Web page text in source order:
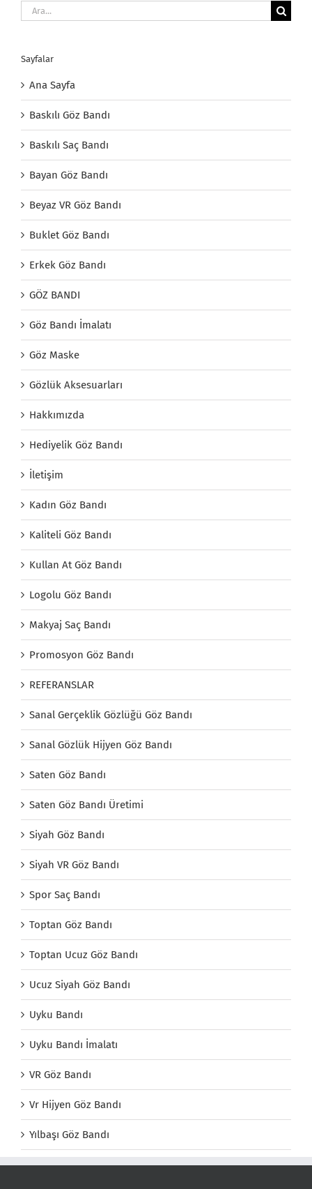
Ara:
Sayfalar
Ana Sayfa
Baskılı Göz Bandı
Baskılı Saç Bandı
Bayan Göz Bandı
Beyaz VR Göz Bandı
Buklet Göz Bandı
Erkek Göz Bandı
GÖZ BANDI
Göz Bandı İmalatı
Göz Maske
Gözlük Aksesuarları
Hakkımızda
Hediyelik Göz Bandı
İletişim
Kadın Göz Bandı
Kaliteli Göz Bandı
Kullan At Göz Bandı
Logolu Göz Bandı
Makyaj Saç Bandı
Promosyon Göz Bandı
REFERANSLAR
Sanal Gerçeklik Gözlüğü Göz Bandı
Sanal Gözlük Hijyen Göz Bandı
Saten Göz Bandı
Saten Göz Bandı Üretimi
Siyah Göz Bandı
Siyah VR Göz Bandı
Spor Saç Bandı
Toptan Göz Bandı
Toptan Ucuz Göz Bandı
Ucuz Siyah Göz Bandı
Uyku Bandı
Uyku Bandı İmalatı
VR Göz Bandı
Vr Hijyen Göz Bandı
Yılbaşı Göz Bandı